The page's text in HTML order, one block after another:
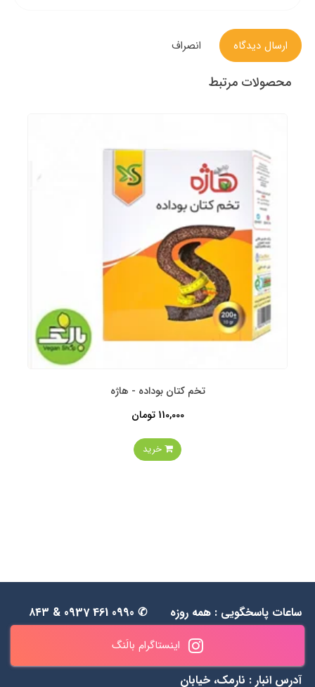
ارسال دیدگاه انصراف
محصولات مرتبط
تخم کتان بوداده - هاژه
110,000 تومان
خرید
اینستاگرام بالَنگ
ساعات پاسخگویی : همه روزه
✆ 0990 461 0937 & ۸۴۳
آدرس انبار : نارمک، خیابان